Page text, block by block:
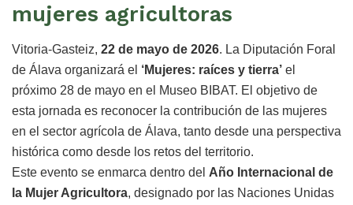
mujeres agricultoras
Vitoria-Gasteiz, 22 de mayo de 2026. La Diputación Foral
de Álava organizará el ‘Mujeres: raíces y tierra’ el
próximo 28 de mayo en el Museo BIBAT. El objetivo de
esta jornada es reconocer la contribución de las mujeres
en el sector agrícola de Álava, tanto desde una perspectiva
histórica como desde los retos del territorio.
Este evento se enmarca dentro del Año Internacional de
la Mujer Agricultora, designado por las Naciones Unidas